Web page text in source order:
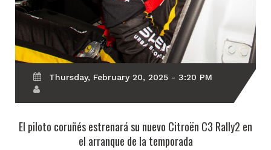
Thursday, February 20, 2025 - 3:20 PM
El piloto coruñés estrenará su nuevo Citroën C3 Rally2 en
el arranque de la temporada